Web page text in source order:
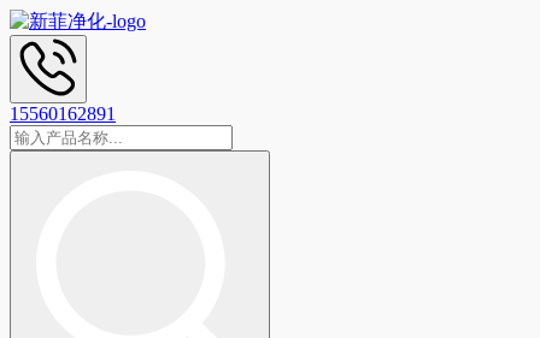
15560162891